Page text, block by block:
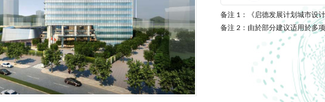
备注 1：《启德发展计划城市设
备注 2：由於部分建议适用於多